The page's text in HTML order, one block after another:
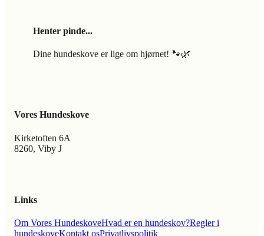
Henter pinde...
Dine hundeskove er lige om hjørnet! 🐾🌿
Vores Hundeskove
Kirketoften 6A
8260, Viby J
Links
Om Vores HundeskoveHvad er en hundeskov?Regler i
hundeskoveKontakt osPrivatlivspolitik